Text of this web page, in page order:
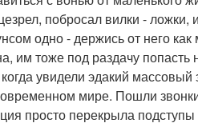
побросал вилки - ложки,
одно - держись от него
им тоже под раздачу
увидели эдакий
мире. Пошли
просто перекрыла подступы